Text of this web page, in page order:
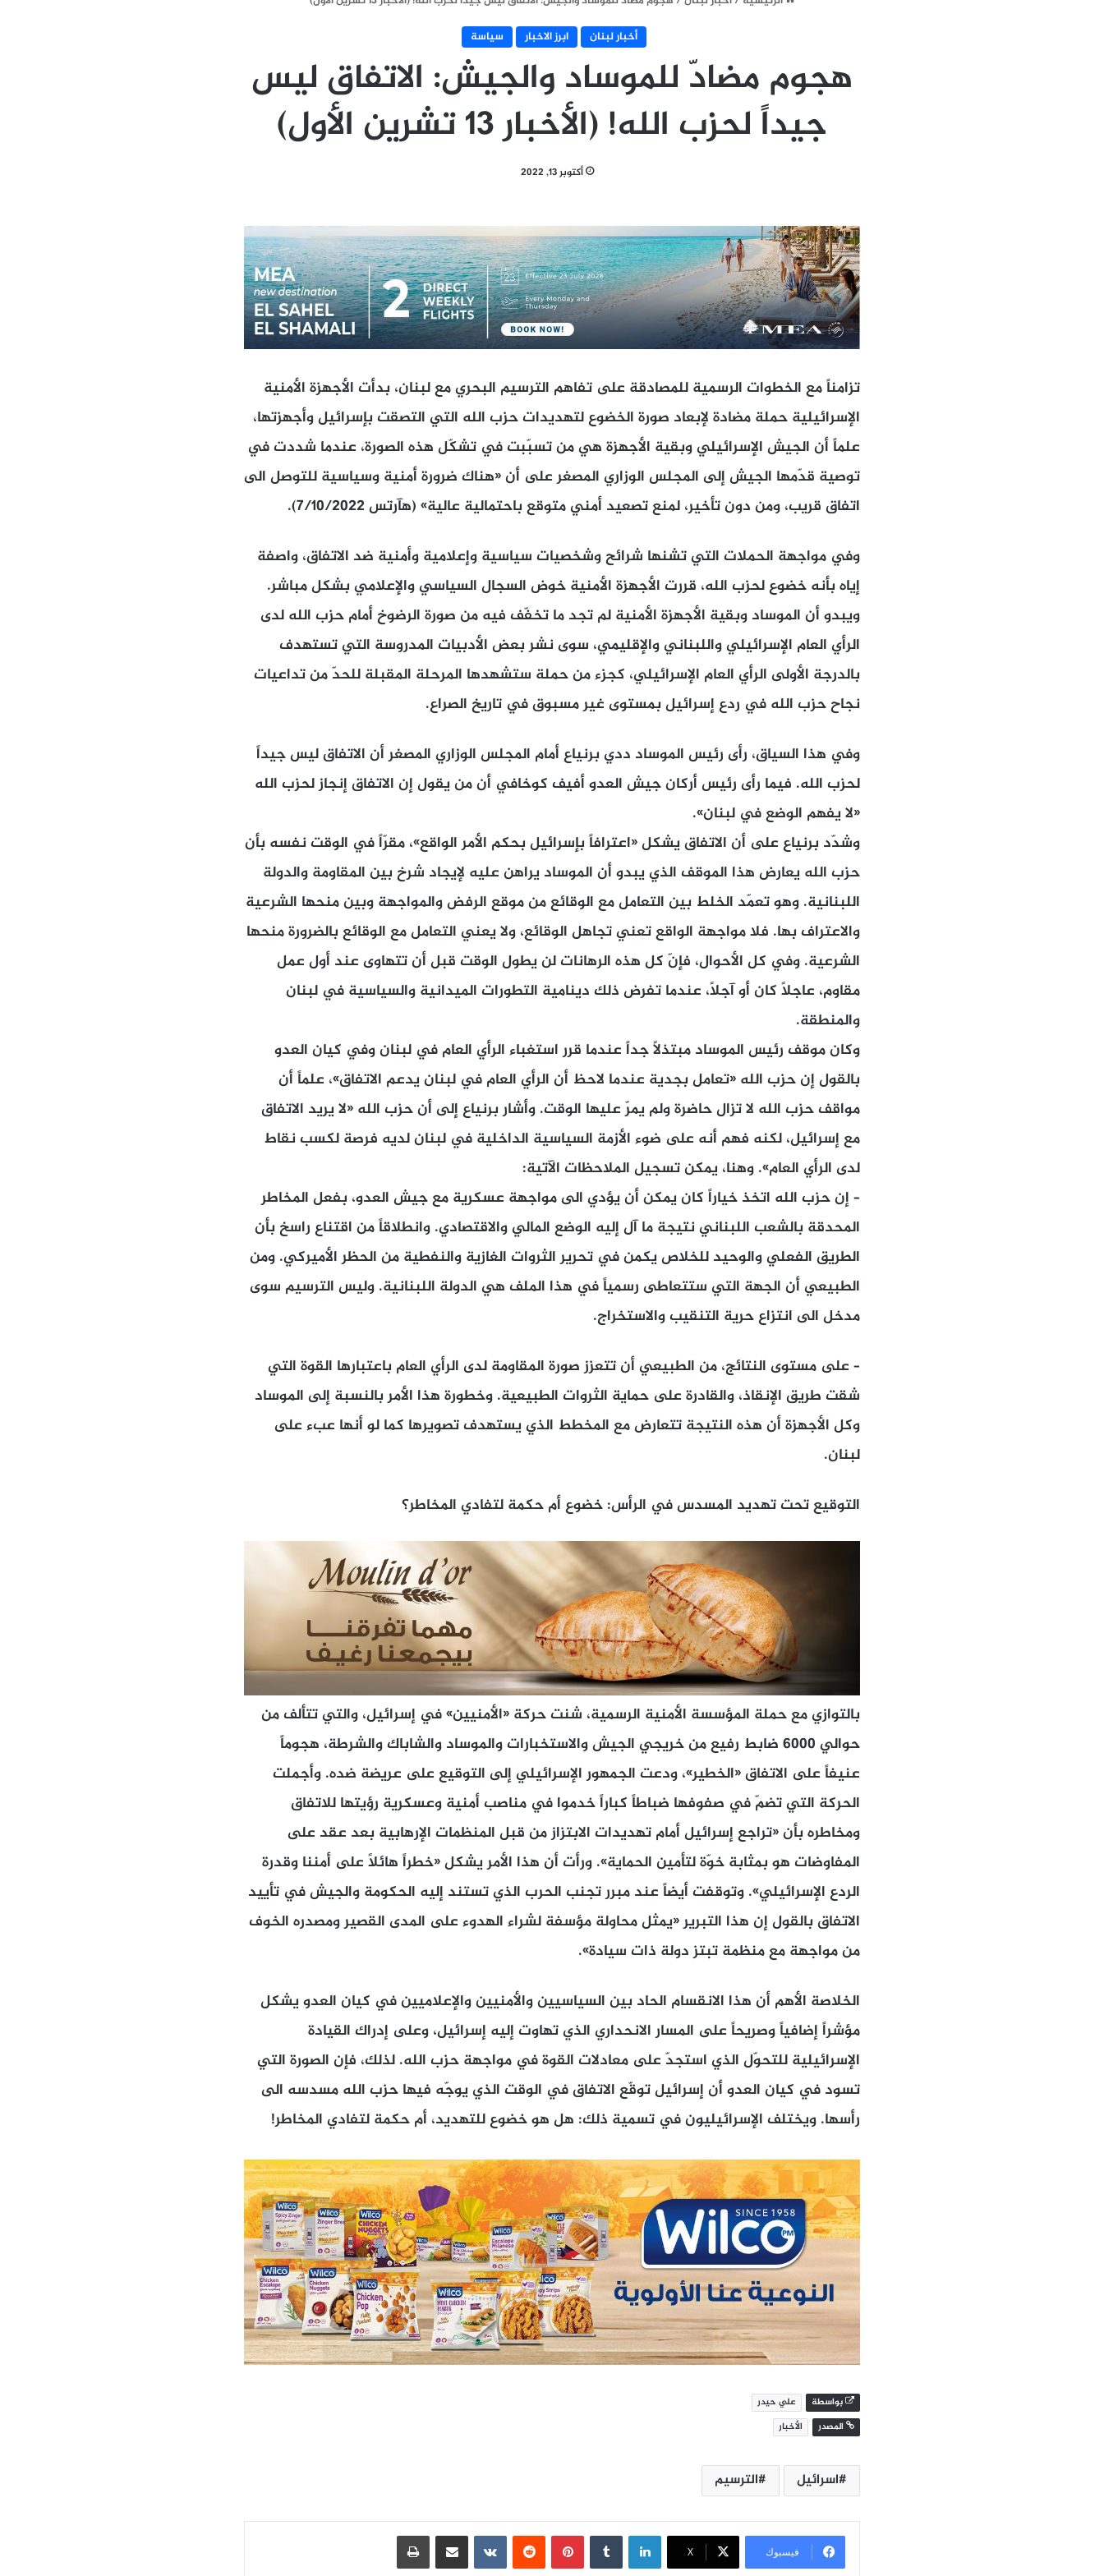
أخبار لبنان
ابرز الاخبار سياسة
هجوم مضادّ للموساد والجيش: الاتفاق ليس
جيداً لحزب الله! (الأخبار 13 تشرين الأول)
أكتوبر 13, 2022
تزامناً مع الخطوات الرسمية للمصادقة على تفاهم الترسيم البحري مع لبنان، بدأت الأجهزة الأمنية
الإسرائيلية حملة مضادة لإبعاد صورة الخضوع لتهديدات حزب الله التي التصقت بإسرائيل وأجهزتها،
علماً أن الجيش الإسرائيلي وبقية الأجهزة هي من تسبّبت في تشكّل هذه الصورة، عندما شددت في
توصية قدّمها الجيش إلى المجلس الوزاري المصغر على أن «هناك ضرورة أمنية وسياسية للتوصل الى
اتفاق قريب، ومن دون تأخير، لمنع تصعيد أمني متوقع باحتمالية عالية» (هآرتس 7/10/2022).
وفي مواجهة الحملات التي تشنها شرائح وشخصيات سياسية وإعلامية وأمنية ضد الاتفاق، واصفة
إياه بأنه خضوع لحزب الله، قررت الأجهزة الأمنية خوض السجال السياسي والإعلامي بشكل مباشر.
ويبدو أن الموساد وبقية الأجهزة الأمنية لم تجد ما تخفّف فيه من صورة الرضوخ أمام حزب الله لدى
الرأي العام الإسرائيلي واللبناني والإقليمي، سوى نشر بعض الأدبيات المدروسة التي تستهدف
بالدرجة الأولى الرأي العام الإسرائيلي، كجزء من حملة ستشهدها المرحلة المقبلة للحدّ من تداعيات
نجاح حزب الله في ردع إسرائيل بمستوى غير مسبوق في تاريخ الصراع.
وفي هذا السياق، رأى رئيس الموساد ددي برنياع أمام المجلس الوزاري المصغر أن الاتفاق ليس جيداً
لحزب الله. فيما رأى رئيس أركان جيش العدو أفيف كوخافي أن من يقول إن الاتفاق إنجاز لحزب الله
«لا يفهم الوضع في لبنان».
وشدّد برنياع على أن الاتفاق يشكل «اعترافاً بإسرائيل بحكم الأمر الواقع»، مقرّاً في الوقت نفسه بأن
حزب الله يعارض هذا الموقف الذي يبدو أن الموساد يراهن عليه لإيجاد شرخ بين المقاومة والدولة
اللبنانية. وهو تعمّد الخلط بين التعامل مع الوقائع من موقع الرفض والمواجهة وبين منحها الشرعية
والاعتراف بها. فلا مواجهة الواقع تعني تجاهل الوقائع، ولا يعني التعامل مع الوقائع بالضرورة منحها
الشرعية. وفي كل الأحوال، فإنّ كل هذه الرهانات لن يطول الوقت قبل أن تتهاوى عند أول عمل
مقاوم، عاجلاً كان أو آجلاً، عندما تفرض ذلك دينامية التطورات الميدانية والسياسية في لبنان
والمنطقة.
وكان موقف رئيس الموساد مبتذلاً جداً عندما قرر استغباء الرأي العام في لبنان وفي كيان العدو
بالقول إن حزب الله «تعامل بجدية عندما لاحظ أن الرأي العام في لبنان يدعم الاتفاق»، علماً أن
مواقف حزب الله لا تزال حاضرة ولم يمرّ عليها الوقت. وأشار برنياع إلى أن حزب الله «لا يريد الاتفاق
مع إسرائيل، لكنه فهم أنه على ضوء الأزمة السياسية الداخلية في لبنان لديه فرصة لكسب نقاط
لدى الرأي العام». وهنا، يمكن تسجيل الملاحظات الآتية:
– إن حزب الله اتخذ خياراً كان يمكن أن يؤدي الى مواجهة عسكرية مع جيش العدو، بفعل المخاطر
المحدقة بالشعب اللبناني نتيجة ما آل إليه الوضع المالي والاقتصادي. وانطلاقاً من اقتناع راسخ بأن
الطريق الفعلي والوحيد للخلاص يكمن في تحرير الثروات الغازية والنفطية من الحظر الأميركي. ومن
الطبيعي أن الجهة التي ستتعاطى رسمياً في هذا الملف هي الدولة اللبنانية. وليس الترسيم سوى
مدخل الى انتزاع حرية التنقيب والاستخراج.
– على مستوى النتائج، من الطبيعي أن تتعزز صورة المقاومة لدى الرأي العام باعتبارها القوة التي
شقت طريق الإنقاذ، والقادرة على حماية الثروات الطبيعية. وخطورة هذا الأمر بالنسبة إلى الموساد
وكل الأجهزة أن هذه النتيجة تتعارض مع المخطط الذي يستهدف تصويرها كما لو أنها عبء على
لبنان.
التوقيع تحت تهديد المسدس في الرأس: خضوع أم حكمة لتفادي المخاطر؟
بالتوازي مع حملة المؤسسة الأمنية الرسمية، شنت حركة «الأمنيين» في إسرائيل، والتي تتألف من
حوالي 6000 ضابط رفيع من خريجي الجيش والاستخبارات والموساد والشاباك والشرطة، هجوماً
عنيفاً على الاتفاق «الخطير»، ودعت الجمهور الإسرائيلي إلى التوقيع على عريضة ضده. وأجملت
الحركة التي تضمّ في صفوفها ضباطاً كباراً خدموا في مناصب أمنية وعسكرية رؤيتها للاتفاق
ومخاطره بأن «تراجع إسرائيل أمام تهديدات الابتزاز من قبل المنظمات الإرهابية بعد عقد على
المفاوضات هو بمثابة خوّة لتأمين الحماية». ورأت أن هذا الأمر يشكل «خطراً هائلاً على أمننا وقدرة
الردع الإسرائيلي». وتوقفت أيضاً عند مبرر تجنب الحرب الذي تستند إليه الحكومة والجيش في تأييد
الاتفاق بالقول إن هذا التبرير «يمثل محاولة مؤسفة لشراء الهدوء على المدى القصير ومصدره الخوف
من مواجهة مع منظمة تبتز دولة ذات سيادة».
الخلاصة الأهم أن هذا الانقسام الحاد بين السياسيين والأمنيين والإعلاميين في كيان العدو يشكل
مؤشراً إضافياً وصريحاً على المسار الانحداري الذي تهاوت إليه إسرائيل، وعلى إدراك القيادة
الإسرائيلية للتحوّل الذي استجدّ على معادلات القوة في مواجهة حزب الله. لذلك، فإن الصورة التي
تسود في كيان العدو أن إسرائيل توقّع الاتفاق في الوقت الذي يوجّه فيها حزب الله مسدسه الى
رأسها. ويختلف الإسرائيليون في تسمية ذلك: هل هو خضوع للتهديد، أم حكمة لتفادي المخاطر!
بواسطة
علي حيدر
المصدر
الأخبار
اسرائيل الترسيم
فيسبوك X
لينكدإن بينتيريست مشاركة عبر البريد طباعة